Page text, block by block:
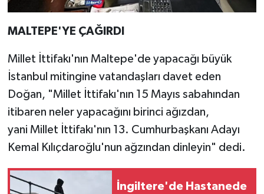
MALTEPE'YE ÇAĞIRDI
Millet İttifakı'nın Maltepe'de yapacağı büyük
İstanbul mitingine vatandaşları davet eden
Doğan, "Millet İttifakı'nın 15 Mayıs sabahından
itibaren neler yapacağını birinci ağızdan,
yani Millet İttifakı'nın 13. Cumhurbaşkanı Adayı
Kemal Kılıçdaroğlu'nun ağzından dinleyin" dedi.
İngiltere'de Hastanede